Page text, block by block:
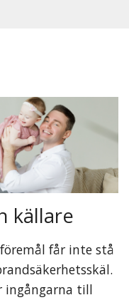
källare
får inte stå
ingångarna till